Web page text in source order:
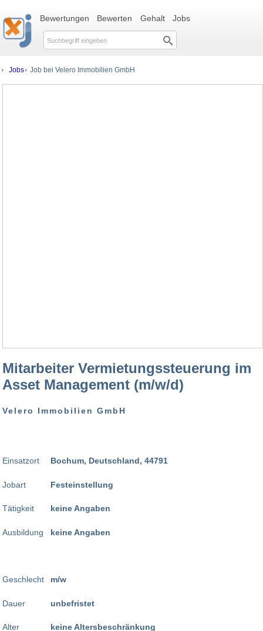
Bewertungen Bewerten Gehalt Jobs
Jobs Job bei Velero Immobilien GmbH
Mitarbeiter Vermietungssteuerung im
Asset Management (m/w/d)
Velero Immobilien GmbH
Einsatzort
Jobart
Tätigkeit
Ausbildung
Geschlecht
Dauer
Alter
Bochum, Deutschland, 44791
Festeinstellung
keine Angaben
keine Angaben
m/w
unbefristet
keine Altersbeschränkung